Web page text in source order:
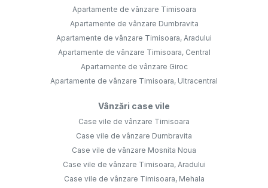
Apartamente de vânzare Timisoara
Apartamente de vânzare Dumbravita
Apartamente de vânzare Timisoara, Aradului
Apartamente de vânzare Timisoara, Central
Apartamente de vânzare Giroc
Apartamente de vânzare Timisoara, Ultracentral
Vânzări case vile
Case vile de vânzare Timisoara
Case vile de vânzare Dumbravita
Case vile de vânzare Mosnita Noua
Case vile de vânzare Timisoara, Aradului
Case vile de vânzare Timisoara, Mehala